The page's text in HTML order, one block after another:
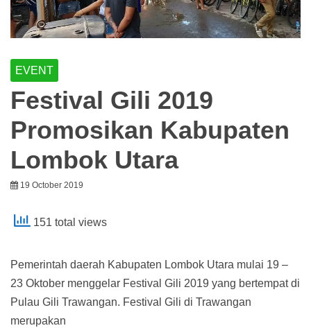
EVENT
Festival Gili 2019
Promosikan Kabupaten
Lombok Utara
19 October 2019
151 total views
Pemerintah daerah Kabupaten Lombok Utara mulai 19 –
23 Oktober menggelar Festival Gili 2019 yang bertempat di
Pulau Gili Trawangan. Festival Gili di Trawangan
merupakan